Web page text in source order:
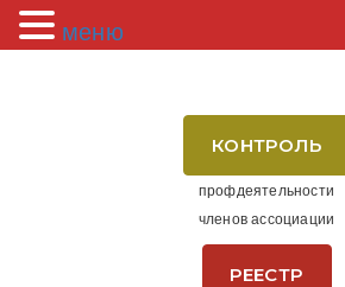
КОНТРОЛЬ
профдеятельности
членов ассоциации
РЕЕСТР
меню